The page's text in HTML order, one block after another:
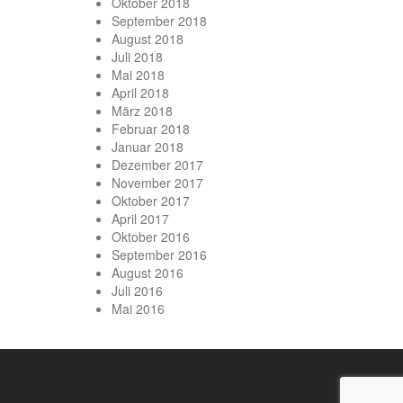
September 2018
August 2018
Juli 2018
Mai 2018
April 2018
März 2018
Februar 2018
Januar 2018
Dezember 2017
November 2017
Oktober 2017
April 2017
Oktober 2016
September 2016
August 2016
Juli 2016
Mai 2016